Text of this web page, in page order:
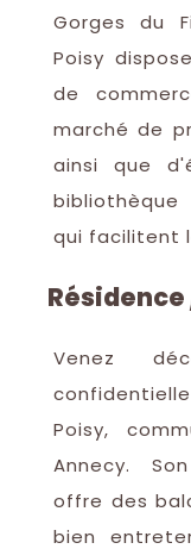
Gorges du
Poisy
de
marché de
ainsi que
qui facilitent
Venez
Poisy,
Annecy.
offre des
bien